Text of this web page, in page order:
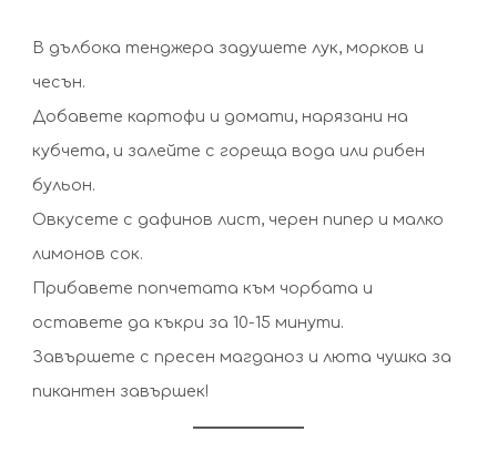
В дълбока тенджера задушете лук, морков и
чесън.
Добавете картофи и домати, нарязани на
кубчета, и залейте с гореща вода или рибен
бульон.
Овкусете с дафинов лист, черен пипер и малко
лимонов сок.
Прибавете попчетата към чорбата и
оставете да къкри за 10-15 минути.
Завършете с пресен магданоз и люта чушка за
пикантен завършек!